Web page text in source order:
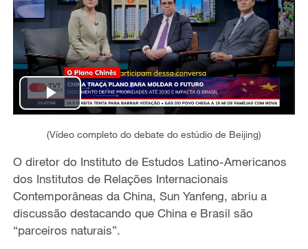
P
l
a
y
V
(Vídeo completo do debate do estúdio de Beijing)
O diretor do Instituto de Estudos Latino-Americanos
dos Institutos de Relações Internacionais
Contemporâneas da China, Sun Yanfeng, abriu a
discussão destacando que China e Brasil são
“parceiros naturais”.